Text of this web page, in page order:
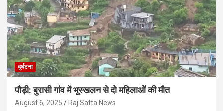
दुर्घटना
पौड़ी: बुरासी गांव में भूस्खलन से दो महिलाओं की मौत
August 6, 2025 Raj Satta News